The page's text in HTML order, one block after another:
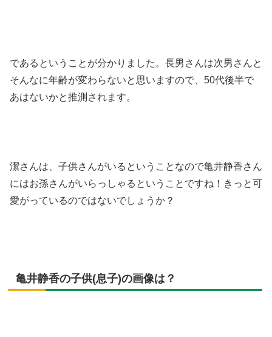
であるということが分かりました。長男さんは次男さんと
そんなに年齢が変わらないと思いますので、50代後半で
あはないかと推測されます。
潔さんは、子供さんがいるということなので亀井静香さん
にはお孫さんがいらっしゃるということですね！きっと可
愛がっているのではないでしょうか？
亀井静香の子供(息子)の画像は？